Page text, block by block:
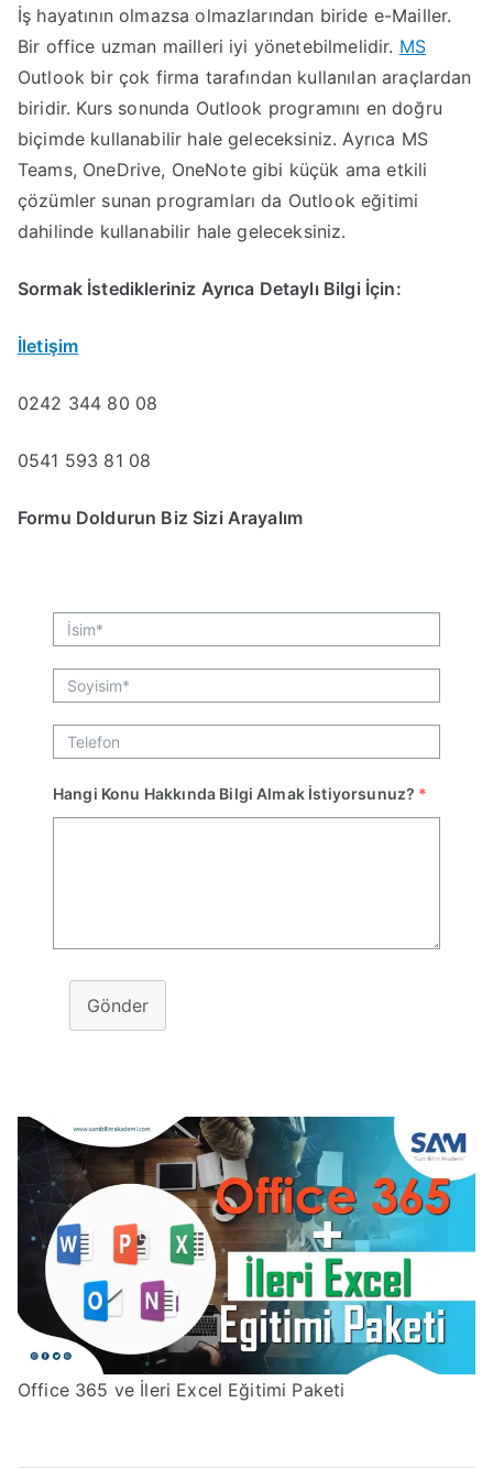
İş hayatının olmazsa olmazlarından biride e-Mailler.
Bir office uzman mailleri iyi yönetebilmelidir. MS
Outlook bir çok firma tarafından kullanılan araçlardan
biridir. Kurs sonunda Outlook programını en doğru
biçimde kullanabilir hale geleceksiniz. Ayrıca MS
Teams, OneDrive, OneNote gibi küçük ama etkili
çözümler sunan programları da Outlook eğitimi
dahilinde kullanabilir hale geleceksiniz.
Sormak İstedikleriniz Ayrıca Detaylı Bilgi İçin:
İletişim
0242 344 80 08
0541 593 81 08
Formu Doldurun Biz Sizi Arayalım
Hangi Konu Hakkında Bilgi Almak İstiyorsunuz? *
Gönder
Office 365 ve İleri Excel Eğitimi Paketi